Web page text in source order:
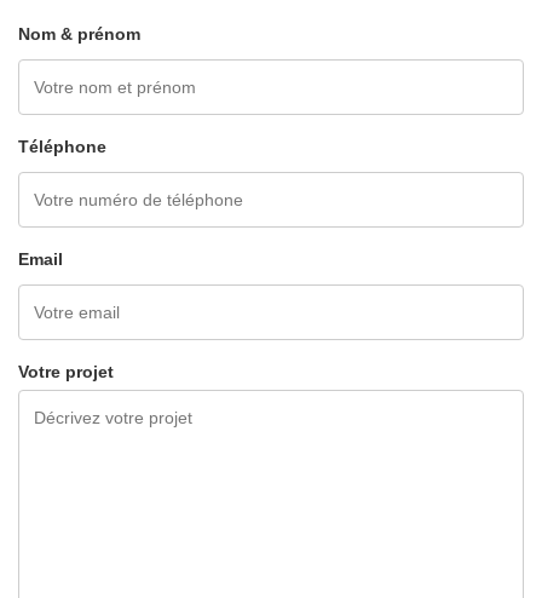
Nom & prénom
Téléphone
Email
Votre projet